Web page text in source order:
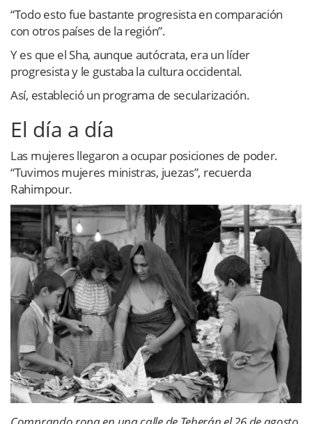
“Todo esto fue bastante progresista en comparación
con otros países de la región”.
Y es que el Sha, aunque autócrata, era un líder
progresista y le gustaba la cultura occidental.
Así, estableció un programa de secularización.
El día a día
Las mujeres llegaron a ocupar posiciones de poder.
“Tuvimos mujeres ministras, juezas”, recuerda
Rahimpour.